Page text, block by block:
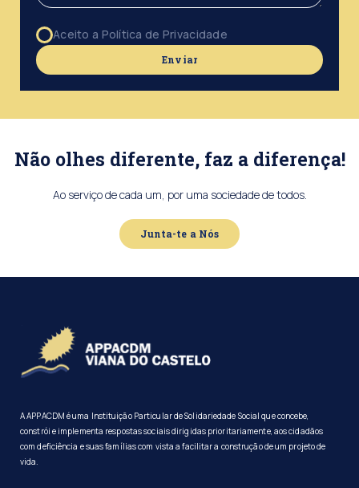
Aceito a Política de Privacidade
Enviar
Não olhes diferente, faz a diferença!
Ao serviço de cada um, por uma sociedade de todos.
Junta-te a Nós
A APPACDM é uma Instituição Particular de Solidariedade Social que concebe,
constrói e implementa respostas sociais dirigidas prioritariamente, aos cidadãos
com deficiência e suas famílias com vista a facilitar a construção de um projeto de
vida.